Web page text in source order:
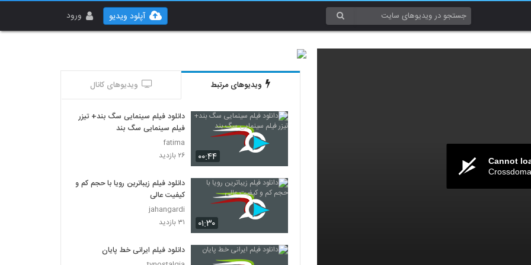
ورود آپلود ویدیو
Cannot
ویدیوهای مرتبط ویدیوهای کانال
۰۰:۴۴
دانلود فیلم سینمایی سگ بند+ تیزر
فیلم سینمایی سگ بند
fatima
۲۶ بازدید
۰۱:۳۰
دانلود فیلم زیباترین رویا با حجم کم و
کیفیت عالی
jahangardi
۳۱ بازدید
دانلود فیلم ایرانی خط پایان